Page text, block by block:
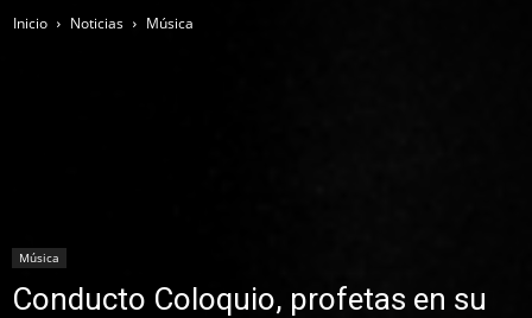
Inicio Noticias Música
Música
Conducto Coloquio, profetas en su